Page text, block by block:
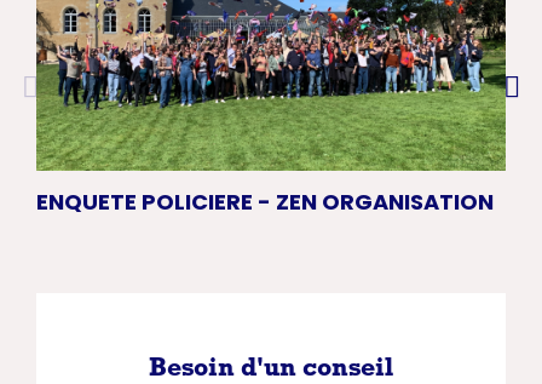
ENQUETE POLICIERE - ZEN ORGANISATION
Besoin d'un conseil